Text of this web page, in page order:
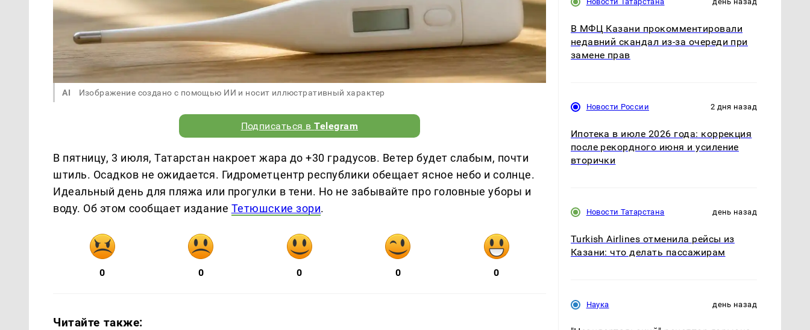
AI Изображение создано с помощью ИИ и носит иллюстративный характер
Подписаться вTelegram
В пятницу, 3 июля, Татарстан накроет жара до +30 градусов. Ветер будет слабым, почти
штиль. Осадков не ожидается. Гидрометцентр республики обещает ясное небо и солнце.
Идеальный день для пляжа или прогулки в тени. Но не забывайте про головные уборы и
воду. Об этом сообщает издание Тетюшские зори.
0 0 0 0 0
Читайте также:
В МФЦ Казани прокомментировали
недавний скандал из-за очереди при
замене прав
Новости России 2 дня назад
Ипотека в июле 2026 года: коррекция
после рекордного июня и усиление
вторички
Новости Татарстана день назад
Turkish Airlines отменила рейсы из
Казани: что делать пассажирам
Наука день назад